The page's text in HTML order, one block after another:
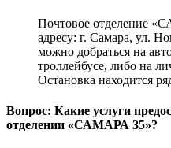
Почтовое отделение
адресу: г. Самара, ул.
можно добраться на
троллейбусе, либо на
Остановка находится
Вопрос: Какие услуги
отделении «САМАРА 35»?